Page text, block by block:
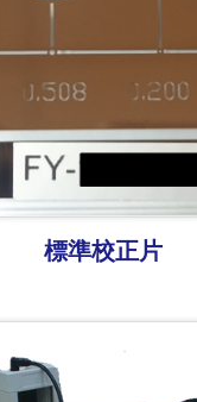
系統
標準校正片